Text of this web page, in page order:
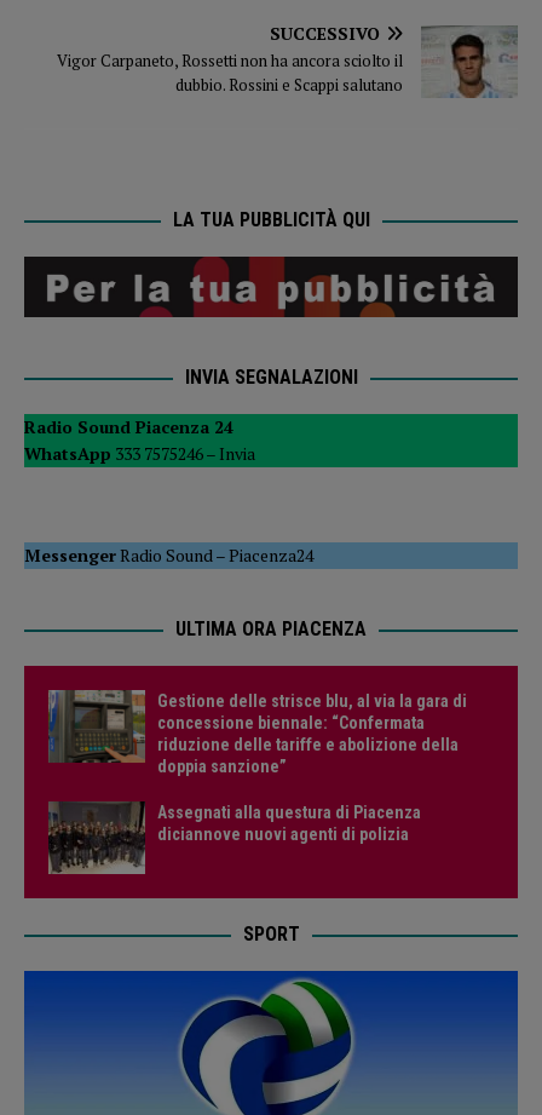
SUCCESSIVO
Vigor Carpaneto, Rossetti non ha ancora sciolto il
dubbio. Rossini e Scappi salutano
LA TUA PUBBLICITÀ QUI
INVIA SEGNALAZIONI
Radio Sound Piacenza 24
WhatsApp 333 7575246 – Invia
MessengerRadio Sound–Piacenza24
ULTIMA ORA PIACENZA
Gestione delle strisce blu, al via la gara di
concessione biennale: “Confermata
riduzione delle tariffe e abolizione della
doppia sanzione”
Assegnati alla questura di Piacenza
diciannove nuovi agenti di polizia
SPORT